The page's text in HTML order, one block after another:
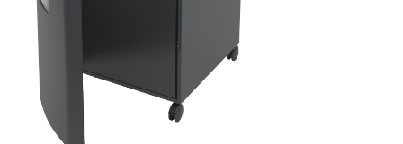
Sosete de lucru
Branturi
Diverse accesorii
Articole de unica folosinta
Copii - tricouri si hanorace
Comunicare si prezentare